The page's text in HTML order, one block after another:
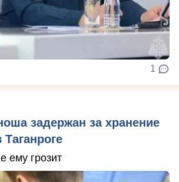
1
задержан за хранение
Таганроге
ему грозит